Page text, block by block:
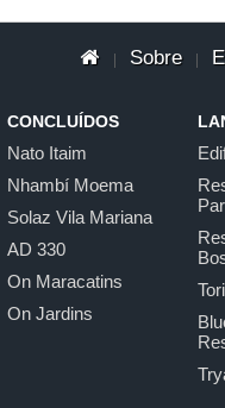
| Sobre |
CONCLUÍDOS
Nato Itaim
Nhambí Moema
Solaz Vila Mariana
AD 330
On Maracatins
On Jardins